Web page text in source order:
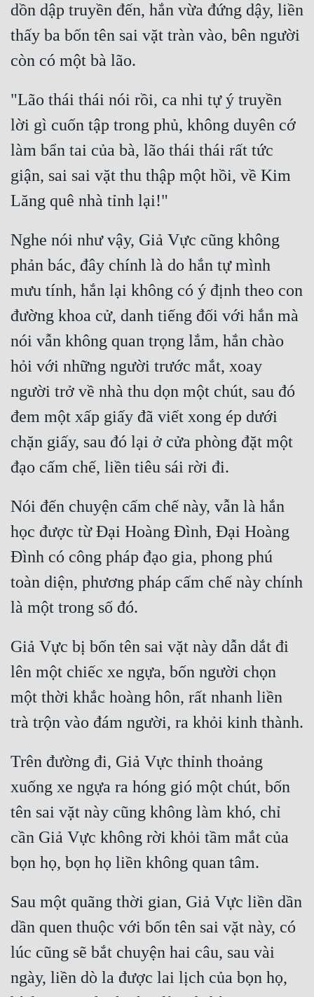
dồn dập truyền đến, hắn vừa đứng dậy, liền
thấy ba bốn tên sai vặt tràn vào, bên người
"Lão thái thái nói rồi, ca nhi tự ý truyền
lời gì cuốn tập trong phủ, không duyên cớ
làm bẩn tai của bà, lão thái thái rất tức
giận, sai sai vặt thu thập một hồi, về Kim
Nghe nói như vậy, Giả Vực cũng không
phản bác, đây chính là do hắn tự mình
mưu tính, hắn lại không có ý định theo con
đường khoa cử, danh tiếng đối với hắn mà
nói vẫn không quan trọng lắm, hắn chào
hỏi với những người trước mắt, xoay
người trở về nhà thu dọn một chút, sau đó
đem một xấp giấy đã viết xong ép dưới
chặn giấy, sau đó lại ở cửa phòng đặt một
Nói đến chuyện cấm chế này, vẫn là hắn
học được từ Đại Hoàng Đình, Đại Hoàng
Đình có công pháp đạo gia, phong phú
toàn diện, phương pháp cấm chế này chính
Giả Vực bị bốn tên sai vặt này dẫn dắt đi
lên một chiếc xe ngựa, bốn người chọn
một thời khắc hoàng hôn, rất nhanh liền
Trên đường đi, Giả Vực thỉnh thoảng
xuống xe ngựa ra hóng gió một chút, bốn
tên sai vặt này cũng không làm khó, chỉ
cần Giả Vực không rời khỏi tầm mắt của
Sau một quãng thời gian, Giả Vực liền dần
dần quen thuộc với bốn tên sai vặt này, có
lúc cũng sẽ bắt chuyện hai câu, sau vài
ngày, liền dò la được lai lịch của bọn họ,